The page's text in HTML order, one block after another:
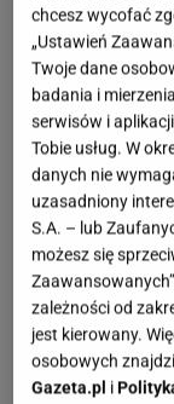
zapełnić
naprawdę są
form i spójny
porządkuje
Jakie meble
Funkcja ponad
Podstawą jest
elementy
widać odejście
chcesz wycofać
„Ustawień
Twoje dane
badania i
serwisów i
Tobie usług. W
danych nie
uzasadniony
S.A. – lub
możesz się
zależności od
jest kierowany.
osobowych
Gazeta.pl i